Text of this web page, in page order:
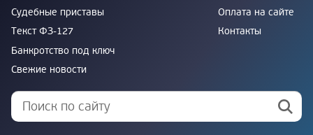
Судебные приставы
Текст ФЗ-127
Банкротство под ключ
Свежие новости
Оплата на сайте
Контакты